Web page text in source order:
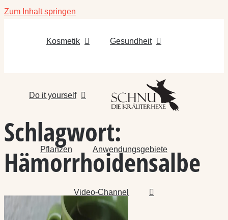
Zum Inhalt springen
Kosmetik Gesundheit
Do it yourself
Pflanzen Anwendungsgebiete
Video-Channel
Schlagwort:
Hämorrhoidensalbe